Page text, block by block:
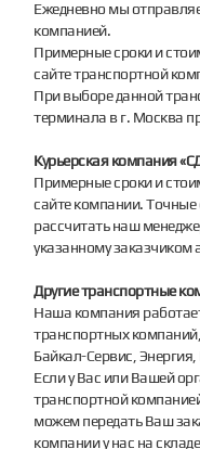
Ежедневно мы
компанией.
Примерные сроки и
сайте транспортной
При выборе данной
терминала в г. Москва
Курьерская компания
Примерные сроки и
сайте компании. Точные
рассчитать наш
указанному заказчиком
Другие транспортные
Наша компания
транспортных
Байкал-Сервис, Энергия,
Если у Вас или Вашей
транспортной
можем передать Ваш
компании у нас на